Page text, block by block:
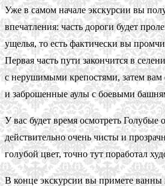
Уже в самом начале экскурсии вы
впечатления: часть дороги будет
ущелья, то есть фактически вы
Первая часть пути закончится в
с нерушимыми крепостями, затем
и заброшенные аулы с боевыми
У вас будет время осмотреть Голубые
действительно очень чисты и
голубой цвет, точно тут поработал
В конце экскурсии вы примете ванны